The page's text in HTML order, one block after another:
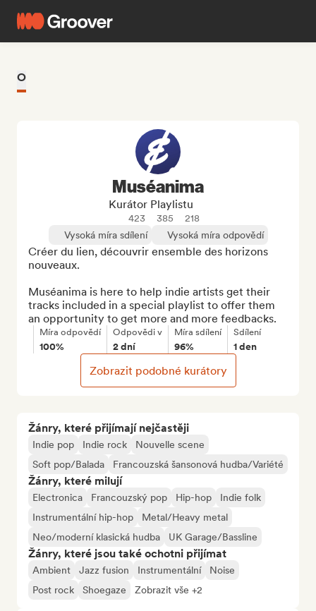
O
Žánry, které přijímají nejčastěji
Indie pop Indie rock
Nouvelle scene
Soft pop/Balada
Francouzská šansonová hudba/Variété
Žánry, které milují
Electronica Francouzský pop Hip-hop
Indie folk
Instrumentální hip-hop
Metal/Heavy metal
Neo/moderní klasická hudba
UK Garage/Bassline
Žánry, které jsou také ochotni přijímat
Ambient Jazz fusion Instrumentální
Noise
Post rock
Shoegaze Zobrazit vše +2
Muséanima
Kurátor Playlistu
423 385
218
Vysoká míra sdílení
Vysoká míra odpovědí
Créer du lien, découvrir ensemble des horizons
nouveaux.
Muséanima is here to help indie artists get their
tracks included in a special playlist to offer them
an opportunity to get more and more feedbacks.
Míra odpovědí
100%
Odpovědi v
2 dní
Míra sdílení
96%
Sdílení
1 den
Zobrazit podobné kurátory